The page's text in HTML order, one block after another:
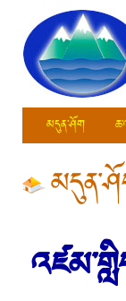
མདུན་ཤོག